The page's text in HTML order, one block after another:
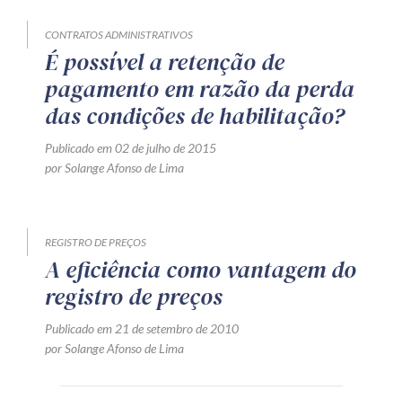
Batel Curitiba/PR
Telefone (41) 2109-8666
Whatsapp (41) 98881-6616
CONTRATOS ADMINISTRATIVOS
É possível a retenção de
pagamento em razão da perda
das condições de habilitação?
Publicado em 02 de julho de 2015
por Solange Afonso de Lima
REGISTRO DE PREÇOS
A eficiência como vantagem do
registro de preços
Publicado em 21 de setembro de 2010
por Solange Afonso de Lima